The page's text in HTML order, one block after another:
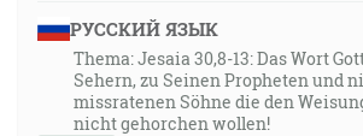
РУССКИЙ ЯЗЫК
Thema: Jesaia 30,8-13: Das Wort
Sehern, zu Seinen Propheten und
missratenen Söhne die den
nicht gehorchen wollen!